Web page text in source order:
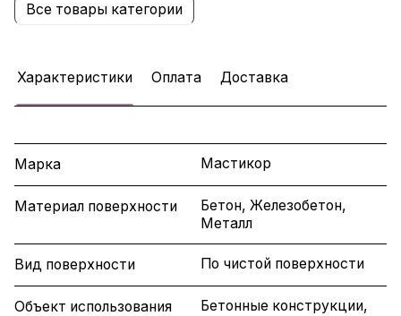
Все товары категории
Характеристики Оплата Доставка
Марка Мастикор
Материал поверхности
Бетон, Железобетон,
Металл
Вид поверхности По чистой поверхности
Объект использования
Бетонные конструкции,